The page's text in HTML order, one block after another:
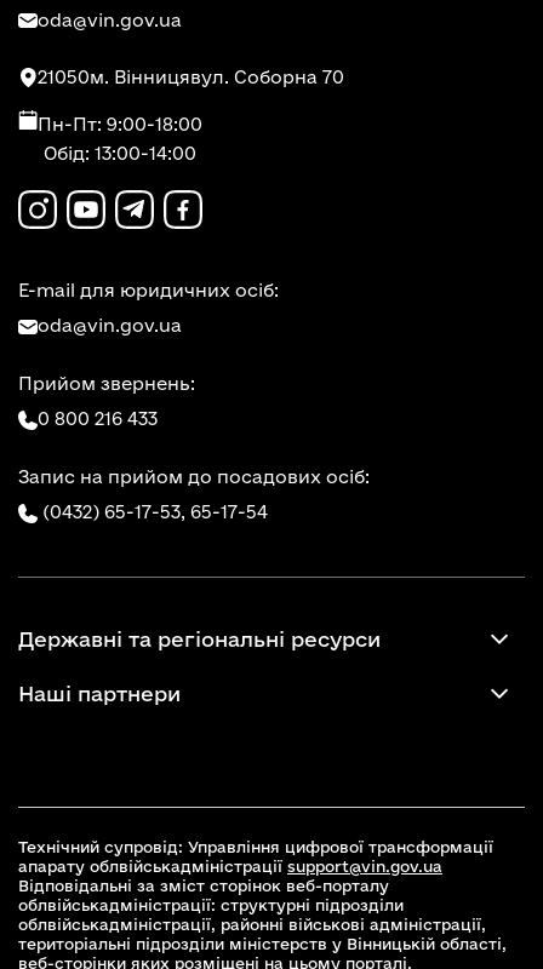
oda@vin.gov.ua
21050м. Вінницявул. Соборна 70
Пн-Пт: 9:00-18:00
Обід: 13:00-14:00
E-mail для юридичних осіб:
oda@vin.gov.ua
Прийом звернень:
0 800 216 433
Запис на прийом до посадових осіб:
(0432) 65-17-53, 65-17-54
Державні та регіональні ресурси
Наші партнери
Технічний супровід: Управління цифрової трансформації
апарату облвійськадміністрації support@vin.gov.ua
Відповідальні за зміст сторінок веб-порталу
облвійськадміністрації: структурні підрозділи
облвійськадміністрації, районні військові адміністрації,
територіальні підрозділи міністерств у Вінницькій області,
веб-сторінки яких розміщені на цьому порталі.